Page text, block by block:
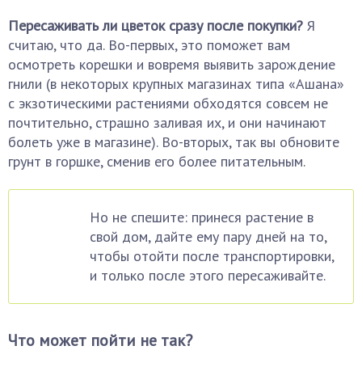
Пересаживать ли цветок сразу после покупки? Я
считаю, что да. Во-первых, это поможет вам
осмотреть корешки и вовремя выявить зарождение
гнили (в некоторых крупных магазинах типа «Ашана»
с экзотическими растениями обходятся совсем не
почтительно, страшно заливая их, и они начинают
болеть уже в магазине). Во-вторых, так вы обновите
грунт в горшке, сменив его более питательным.
Но не спешите: принеся растение в
свой дом, дайте ему пару дней на то,
чтобы отойти после транспортировки,
и только после этого пересаживайте.
Что может пойти не так?